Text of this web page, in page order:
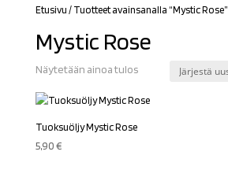
Etusivu / Tuotteet avainsanalla “Mystic Rose”
Mystic Rose
Näytetään ainoa tulos
Tuoksuöljy Mystic Rose
5,90€